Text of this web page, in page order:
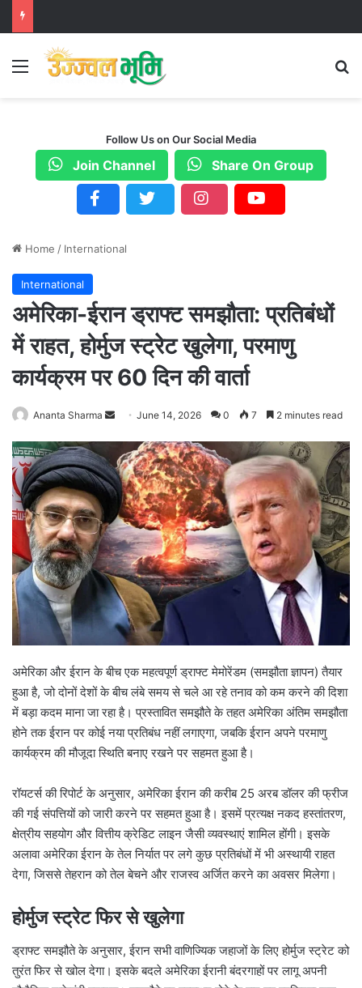
Menu
Follow Us on Our Social Media
Join Channel Share On Group
Home / International
International
अमेरिका-ईरान ड्राफ्ट समझौता: प्रतिबंधों
में राहत, होर्मुज स्ट्रेट खुलेगा, परमाणु
कार्यक्रम पर 60 दिन की वार्ता
Ananta Sharma
n
d
a
n
e
m
a
i
l
June 14, 2026 0 7 2 minutes read
अमेरिका और ईरान के बीच एक महत्वपूर्ण ड्राफ्ट मेमोरेंडम (समझौता ज्ञापन) तैयार
हुआ है, जो दोनों देशों के बीच लंबे समय से चले आ रहे तनाव को कम करने की दिशा
में बड़ा कदम माना जा रहा है। प्रस्तावित समझौते के तहत अमेरिका अंतिम समझौता
होने तक ईरान पर कोई नया प्रतिबंध नहीं लगाएगा, जबकि ईरान अपने परमाणु
कार्यक्रम की मौजूदा स्थिति बनाए रखने पर सहमत हुआ है।
रॉयटर्स की रिपोर्ट के अनुसार, अमेरिका ईरान की करीब 25 अरब डॉलर की फ्रीज
की गई संपत्तियों को जारी करने पर सहमत हुआ है। इसमें प्रत्यक्ष नकद हस्तांतरण,
क्षेत्रीय सहयोग और वित्तीय क्रेडिट लाइन जैसी व्यवस्थाएं शामिल होंगी। इसके
अलावा अमेरिका ईरान के तेल निर्यात पर लगे कुछ प्रतिबंधों में भी अस्थायी राहत
देगा, जिससे तेहरान को तेल बेचने और राजस्व अर्जित करने का अवसर मिलेगा।
होर्मुज स्ट्रेट फिर से खुलेगा
ड्राफ्ट समझौते के अनुसार, ईरान सभी वाणिज्यिक जहाजों के लिए होर्मुज स्ट्रेट को
तुरंत फिर से खोल देगा। इसके बदले अमेरिका ईरानी बंदरगाहों पर लागू अपनी